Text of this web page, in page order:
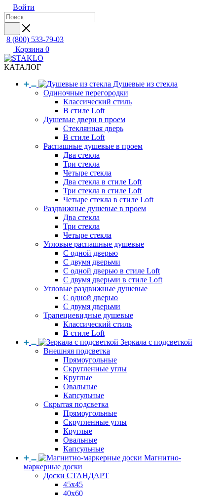
Войти
8 (800) 533-79-03
Корзина 0
КАТАЛОГ
Душевые из стекла
Одиночные перегородки
Классический стиль
В стиле Loft
Душевые двери в проем
Стеклянная дверь
В стиле Loft
Распашные душевые в проем
Два стекла
Три стекла
Четыре стекла
Два стекла в стиле Loft
Три стекла в стиле Loft
Четыре стекла в стиле Loft
Раздвижные душевые в проем
Два стекла
Три стекла
Четыре стекла
Угловые распашные душевые
С одной дверью
С двумя дверьми
С одной дверью в стиле Loft
С двумя дверьми в стиле Loft
Угловые раздвижные душевые
С одной дверью
С двумя дверьми
Трапециевидные душевые
Классический стиль
В стиле Loft
Зеркала с подсветкой
Внешняя подсветка
Прямоугольные
Скругленные углы
Круглые
Овальные
Капсульные
Скрытая подсветка
Прямоугольные
Скругленные углы
Круглые
Овальные
Капсульные
Магнитно-
маркерные доски
Доски СТАНДАРТ
45x45
40x60